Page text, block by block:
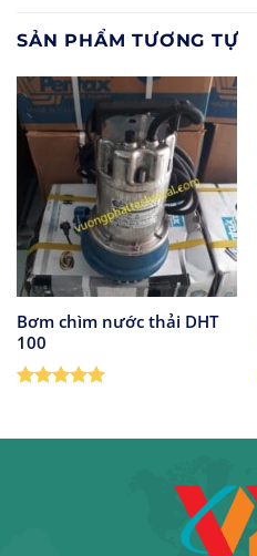
SẢN PHẨM TƯƠNG TỰ
Bơm chìm nước thải DHT
100
sao